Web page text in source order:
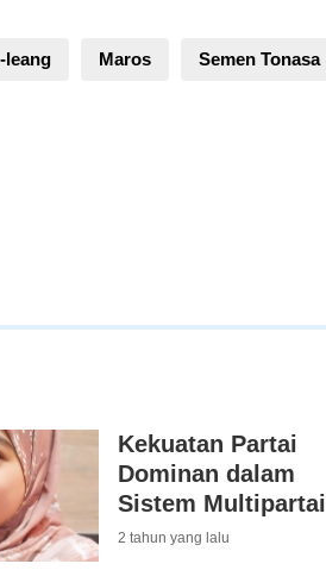
leang Maros Semen Tonasa
Kekuatan Partai
Dominan dalam
Sistem Multipartai
2 tahun yang lalu